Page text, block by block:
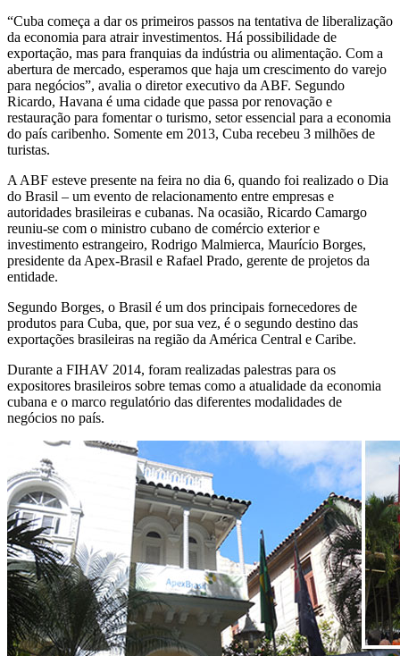
“Cuba começa a dar os primeiros passos na tentativa de liberalização
da economia para atrair investimentos. Há possibilidade de
exportação, mas para franquias da indústria ou alimentação. Com a
abertura de mercado, esperamos que haja um crescimento do varejo
para negócios”, avalia o diretor executivo da ABF. Segundo
Ricardo, Havana é uma cidade que passa por renovação e
restauração para fomentar o turismo, setor essencial para a economia
do país caribenho. Somente em 2013, Cuba recebeu 3 milhões de
turistas.
A ABF esteve presente na feira no dia 6, quando foi realizado o Dia
do Brasil – um evento de relacionamento entre empresas e
autoridades brasileiras e cubanas. Na ocasião, Ricardo Camargo
reuniu-se com o ministro cubano de comércio exterior e
investimento estrangeiro, Rodrigo Malmierca, Maurício Borges,
presidente da Apex-Brasil e Rafael Prado, gerente de projetos da
entidade.
Segundo Borges, o Brasil é um dos principais fornecedores de
produtos para Cuba, que, por sua vez, é o segundo destino das
exportações brasileiras na região da América Central e Caribe.
Durante a FIHAV 2014, foram realizadas palestras para os
expositores brasileiros sobre temas como a atualidade da economia
cubana e o marco regulatório das diferentes modalidades de
negócios no país.